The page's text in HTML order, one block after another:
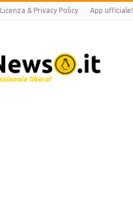
Licenza & Privacy Policy App ufficiale!